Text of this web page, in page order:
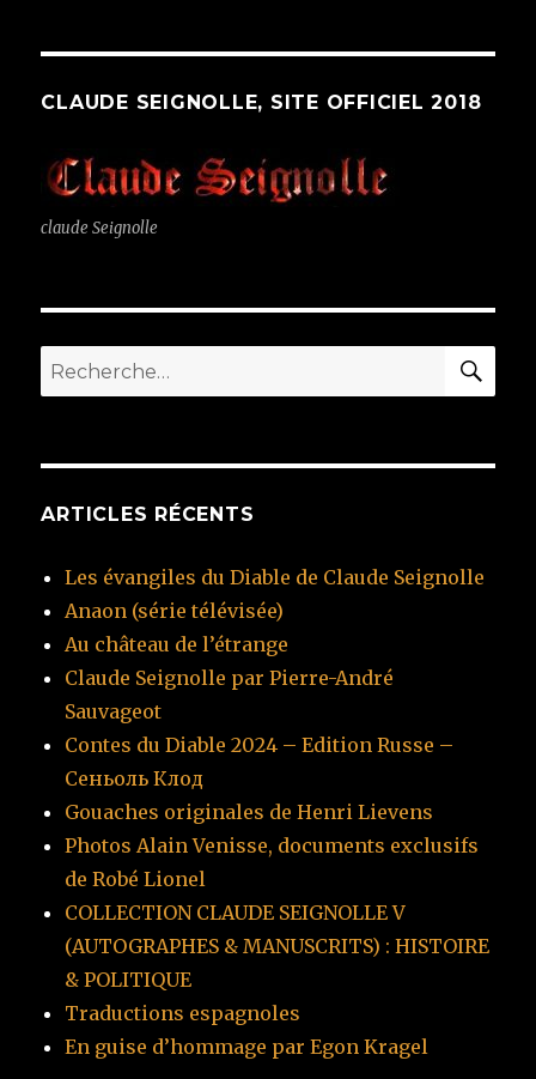
CLAUDE SEIGNOLLE, SITE OFFICIEL 2018
claude Seignolle
Recherche
pour
ARTICLES RÉCENTS
Les évangiles du Diable de Claude Seignolle
Anaon (série télévisée)
Au château de l’étrange
Claude Seignolle par Pierre-André
Sauvageot
Contes du Diable 2024 – Edition Russe –
Сеньоль Клод
Gouaches originales de Henri Lievens
Photos Alain Venisse, documents exclusifs
de Robé Lionel
COLLECTION CLAUDE SEIGNOLLE V
(AUTOGRAPHES & MANUSCRITS) : HISTOIRE
& POLITIQUE
Traductions espagnoles
En guise d’hommage par Egon Kragel